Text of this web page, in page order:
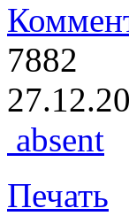
7882
absent
Печать